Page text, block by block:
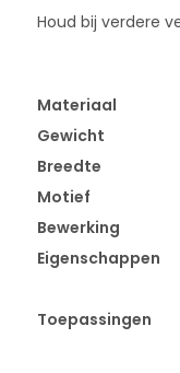
Houd bij verdere
Materiaal
Gewicht
Breedte
Motief
Bewerking
Eigenschappen
Toepassingen